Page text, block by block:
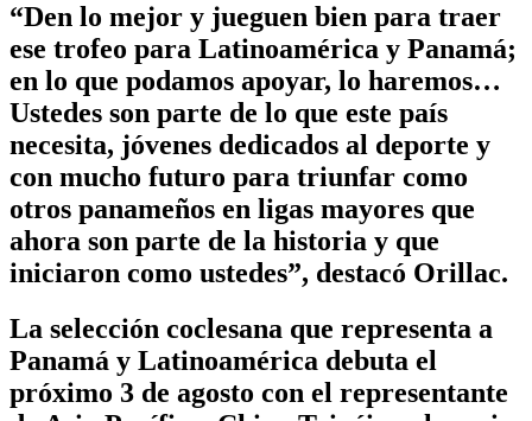
“Den lo mejor y jueguen bien para traer
ese trofeo para Latinoamérica y Panamá;
en lo que podamos apoyar, lo haremos…
Ustedes son parte de lo que este país
necesita, jóvenes dedicados al deporte y
con mucho futuro para triunfar como
otros panameños en ligas mayores que
ahora son parte de la historia y que
iniciaron como ustedes”, destacó Orillac.
La selección coclesana que representa a
Panamá y Latinoamérica debuta el
próximo 3 de agosto con el representante